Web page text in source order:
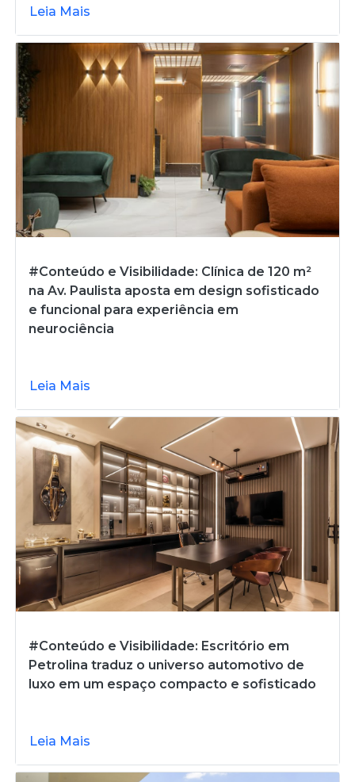
Leia Mais
#Conteúdo e Visibilidade: Clínica de 120 m²
na Av. Paulista aposta em design sofisticado
e funcional para experiência em
neurociência
Leia Mais
#Conteúdo e Visibilidade: Escritório em
Petrolina traduz o universo automotivo de
luxo em um espaço compacto e sofisticado
Leia Mais